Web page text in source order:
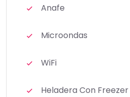
Anafe
Microondas
WiFi
Heladera Con Freezer